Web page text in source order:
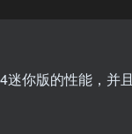
迷你版的性能，并且